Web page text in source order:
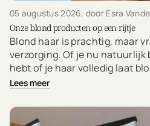
05 augustus 2026, door Esra
Onze blond producten op een rijtje
Blond haar is prachtig, maar
verzorging. Of je nu
hebt of je haar volledig laat
Lees meer